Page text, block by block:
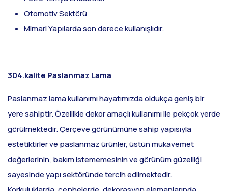
Otomotiv Sektörü
Mimari Yapılarda son derece kullanışlıdır.
304.kalite Paslanmaz Lama
Paslanmaz lama kullanımı hayatımızda oldukça geniş bir
yere sahiptir. Özellikle dekor amaçlı kullanımı ile pekçok yerde
görülmektedir. Çerçeve görünümüne sahip yapısıyla
estetiktirler ve paslanmaz ürünler, üstün mukavemet
değerlerinin, bakım istememesinin ve görünüm güzelliği
sayesinde yapı sektöründe tercih edilmektedir.